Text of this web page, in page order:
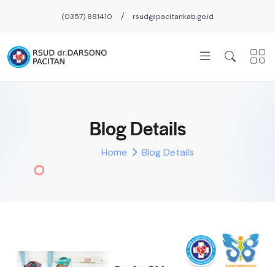
(0357) 881410 / rsud@pacitankab.go.id
Blog Details
Home Blog Details